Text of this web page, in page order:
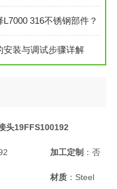
316不锈钢部件？
安装与调试步骤详解
头19FFS100192
加工定制：否
材质：Steel